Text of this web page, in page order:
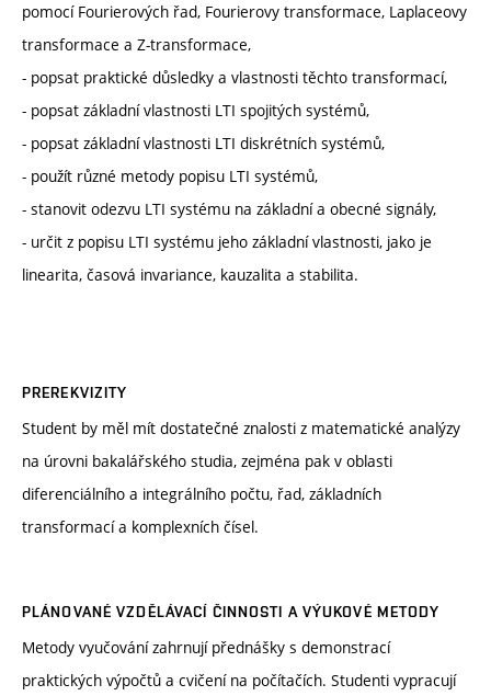
pomocí Fourierových řad, Fourierovy transformace, Laplaceovy
transformace a Z-transformace,
- popsat praktické důsledky a vlastnosti těchto transformací,
- popsat základní vlastnosti LTI spojitých systémů,
- popsat základní vlastnosti LTI diskrétních systémů,
- použít různé metody popisu LTI systémů,
- stanovit odezvu LTI systému na základní a obecné signály,
- určit z popisu LTI systému jeho základní vlastnosti, jako je
linearita, časová invariance, kauzalita a stabilita.
PREREKVIZITY
Student by měl mít dostatečné znalosti z matematické analýzy
na úrovni bakalářského studia, zejména pak v oblasti
diferenciálního a integrálního počtu, řad, základních
transformací a komplexních čísel.
PLÁNOVANÉ VZDĚLÁVACÍ ČINNOSTI A VÝUKOVÉ METODY
Metody vyučování zahrnují přednášky s demonstrací
praktických výpočtů a cvičení na počítačích. Studenti vypracují